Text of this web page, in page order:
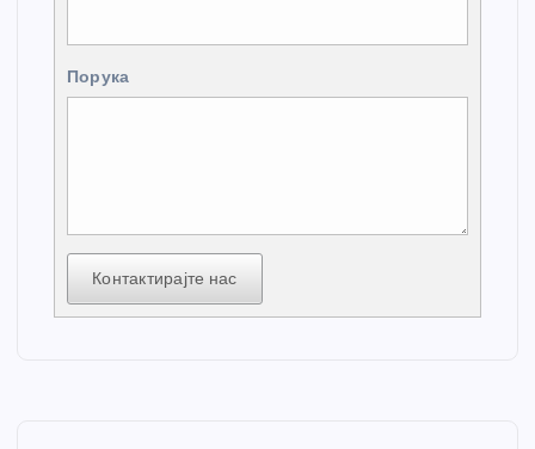
Порука
Контактирајте нас